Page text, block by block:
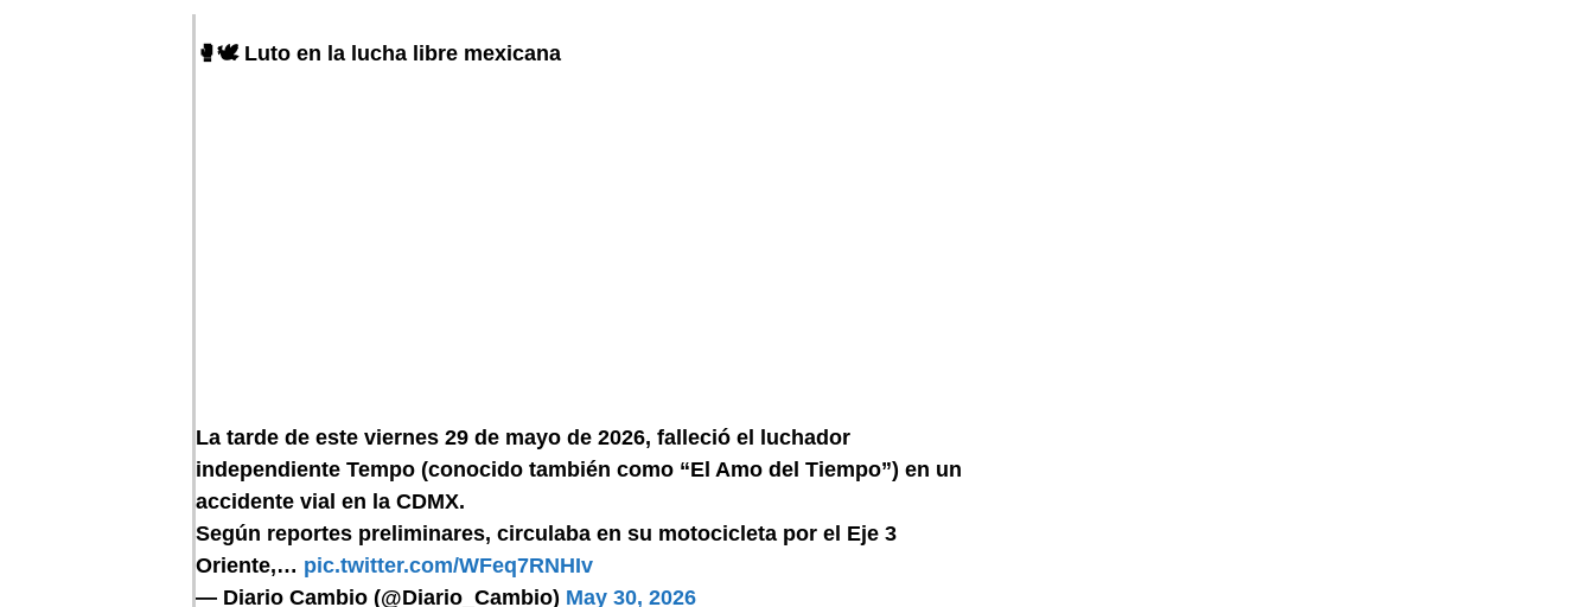
🥊🕊️ Luto en la lucha libre mexicana
La tarde de este viernes 29 de mayo de 2026, falleció el luchador
independiente Tempo (conocido también como “El Amo del Tiempo”) en un
accidente vial en la CDMX.
Según reportes preliminares, circulaba en su motocicleta por el Eje 3
Oriente,… pic.twitter.com/WFeq7RNHIv
— Diario Cambio (@Diario_Cambio) May 30, 2026